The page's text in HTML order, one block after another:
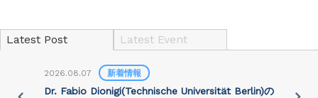
Latest Post Latest Event
2026.08.07 新着情報
Dr. Fabio Dionigi(Technische Universität Berlin)の